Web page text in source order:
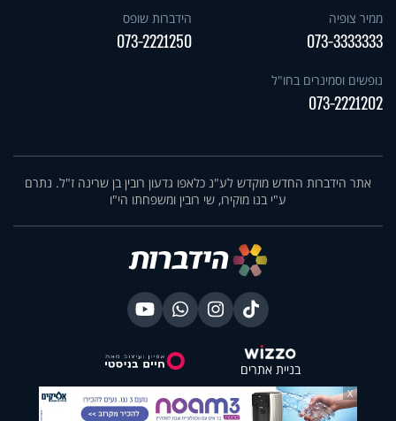
ממיר צופיה
073-3333333
הידברות שופס
073-2221250
נופשים וסמינרים בחו"ל
073-2221202
אתר הידברות החדש מוקדש לע"נ כלאפו גדעון רובין בן שרינה ז"ל. נתרם
ע"י בנו מוקירו, שי רובין ומשפחתו הי"ו
בניית אתרים
X